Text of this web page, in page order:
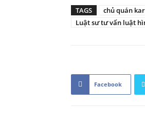
TAGS chủ quán
Luật sư tư vấn luật
Facebook